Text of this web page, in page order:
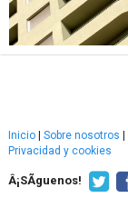
Inicio | Sobre nosotros |
Privacidad y cookies
Â¡SÃ­guenos!